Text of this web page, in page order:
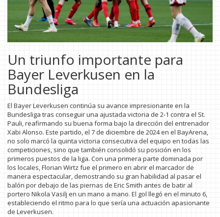
Un triunfo importante para
Bayer Leverkusen en la
Bundesliga
El Bayer Leverkusen continúa su avance impresionante en la
Bundesliga tras conseguir una ajustada victoria de 2-1 contra el St.
Pauli, reafirmando su buena forma bajo la dirección del entrenador
Xabi Alonso. Este partido, el 7 de diciembre de 2024 en el BayArena,
no solo marcó la quinta victoria consecutiva del equipo en todas las
competiciones, sino que también consolidó su posición en los
primeros puestos de la liga. Con una primera parte dominada por
los locales, Florian Wirtz fue el primero en abrir el marcador de
manera espectacular, demostrando su gran habilidad al pasar el
balón por debajo de las piernas de Eric Smith antes de batir al
portero Nikola Vasilj en un mano a mano. El gol llegó en el minuto 6,
estableciendo el ritmo para lo que sería una actuación apasionante
de Leverkusen.